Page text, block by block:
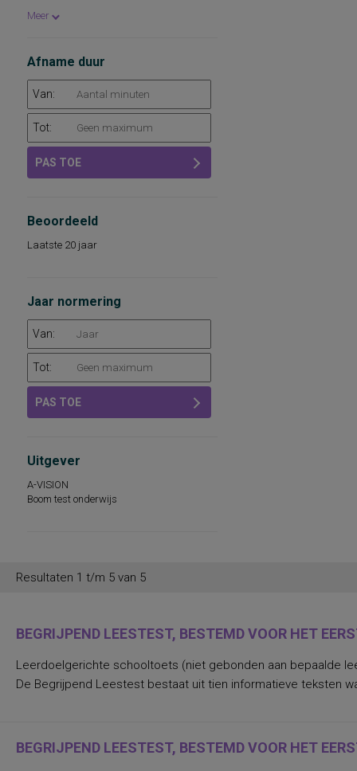
(ortho)pedagoog
intern begeleider
school- en beroepskeuzeadviseur
Meer
Afname duur
Van:
Tot:
PAS TOE
Beoordeeld
Laatste 20 jaar
Jaar normering
Van:
Tot:
PAS TOE
Uitgever
A-VISION
Boom test onderwijs
Resultaten 1 t/m 5 van 5
BEGRIJPEND LEESTEST, BESTEMD VOOR HET
Leerdoelgerichte schooltoets (niet gebonden aan bepaalde
De Begrijpend Leestest bestaat uit tien informatieve teksten
BEGRIJPEND LEESTEST, BESTEMD VOOR HET